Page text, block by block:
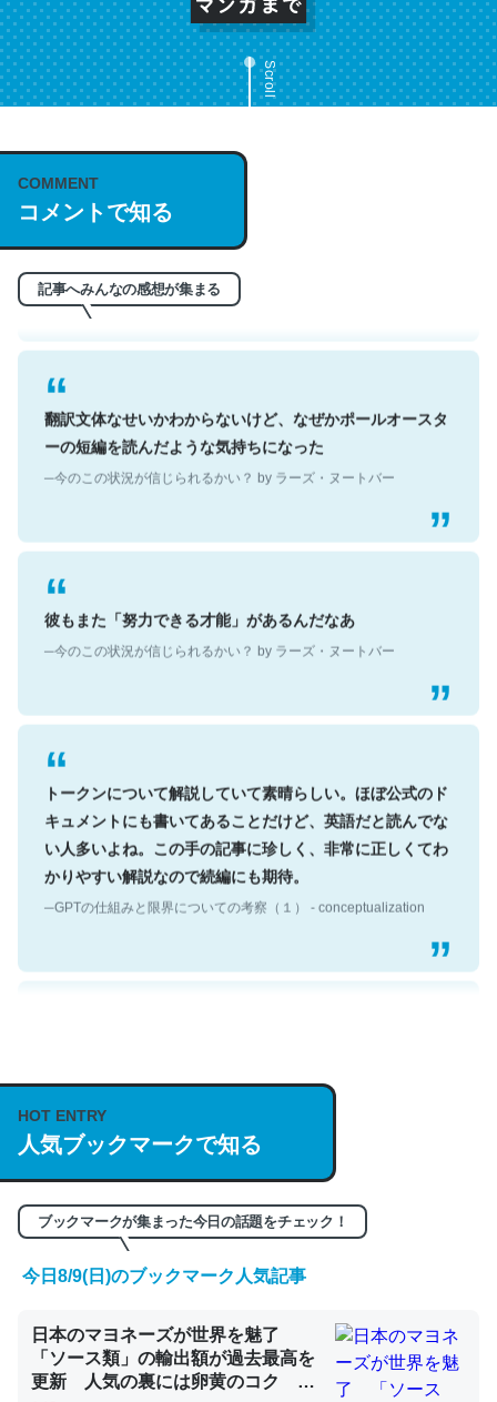
Scroll
COMMENT
コメントで知る
記事へみんなの感想が集まる
これは名文。彼はとてもクレバーなんだろうなと凄く思
う。英語少しでも読める人は原文もお勧め。自分はこの流
れ好き。Let’s Fucking Go. Then Covid hit. Shit.
翻訳文体なせいかわからないけど、なぜかポールオースタ
ーの短編を読んだような気持ちになった
彼もまた「努力できる才能」があるんだなあ
トークンについて解説していて素晴らしい。ほぼ公式のド
キュメントにも書いてあることだけど、英語だと読んでな
い人多いよね。この手の記事に珍しく、非常に正しくてわ
かりやすい解説なので続編にも期待。
https://isobe324649.hatenablog.com/entry/2023/03/27
/064121
─GPTの仕組みと限界についての考察（１） - conceptualization
くらい。小説でいう「ずっと前の伏線」は回収されないけ
ど、短期記憶というには多い分量。進化すればするほど分
かりやすく強くなりそう
HOT ENTRY
人気ブックマークで知る
ブックマークが集まった今日の話題をチェック！
今日8/9(日)のブックマーク人気記事
日本のマヨネーズが世界を魅了
「ソース類」の輸出額が過去最高を
更新 人気の裏には卵黄のコク ア